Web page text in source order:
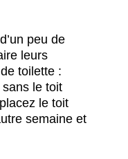
peu de
leurs
toilette :
sans le toit
le toit
semaine et